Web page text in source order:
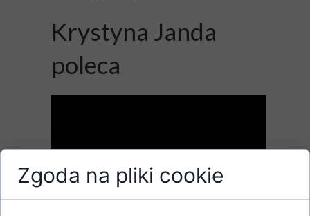
Krystyna Janda
poleca
Zgoda na pliki cookie